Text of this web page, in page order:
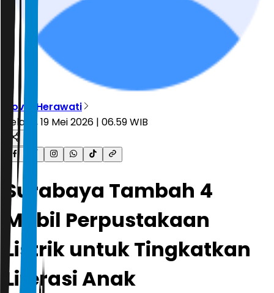
Novia Herawati
Selasa, 19 Mei 2026 | 06.59 WIB
Surabaya Tambah 4
Mobil Perpustakaan
Listrik untuk Tingkatkan
Literasi Anak